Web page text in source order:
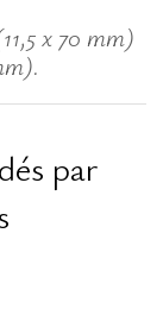
x 70 mm)
par